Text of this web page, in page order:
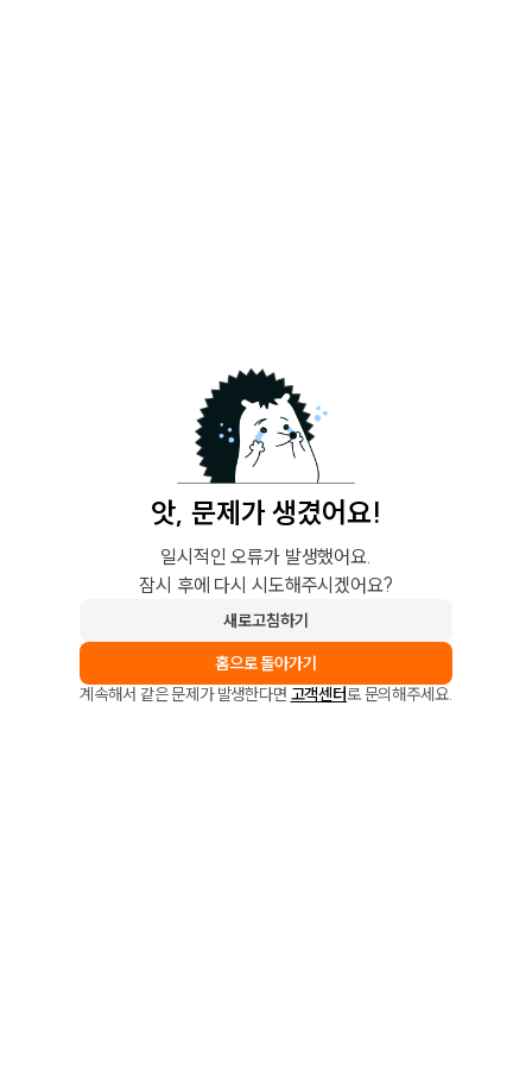
앗, 문제가 생겼어요!
일시적인 오류가 발생했어요.
잠시 후에 다시 시도해주시겠어요?
새로고침하기
홈으로 돌아가기
계속해서 같은 문제가 발생한다면 고객센터로 문의해주세요.